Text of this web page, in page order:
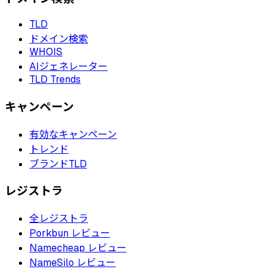
TLD
ドメイン検索
WHOIS
AIジェネレーター
TLD Trends
キャンペーン
有効なキャンペーン
トレンド
ブランドTLD
レジストラ
全レジストラ
Porkbun レビュー
Namecheap レビュー
NameSilo レビュー